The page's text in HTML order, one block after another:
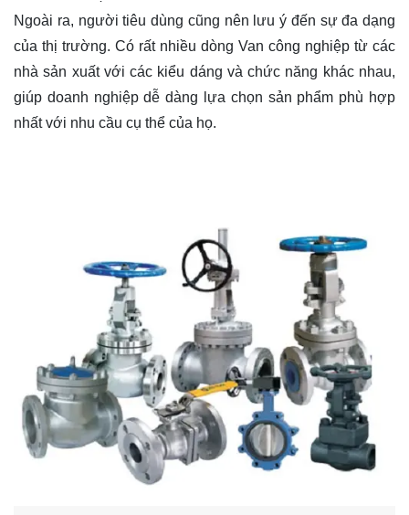
Ngoài ra, người tiêu dùng cũng nên lưu ý đến sự đa dạng
của thị trường. Có rất nhiều dòng Van công nghiệp từ các
nhà sản xuất với các kiểu dáng và chức năng khác nhau,
giúp doanh nghiệp dễ dàng lựa chọn sản phẩm phù hợp
nhất với nhu cầu cụ thể của họ.